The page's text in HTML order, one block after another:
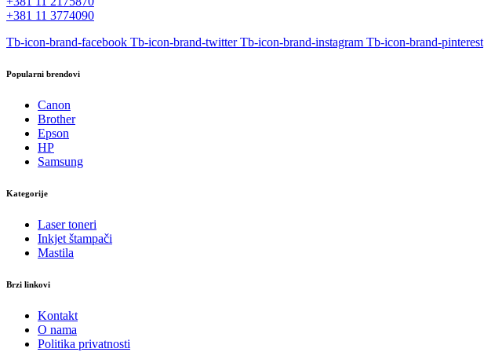
+381 11 3774090
Tb-icon-brand-facebook Tb-icon-brand-twitter Tb-icon-brand-instagram Tb-icon-brand-pinterest
Popularni brendovi
Canon
Brother
Epson
HP
Samsung
Kategorije
Laser toneri
Inkjet štampači
Mastila
Brzi linkovi
Kontakt
O nama
Politika privatnosti